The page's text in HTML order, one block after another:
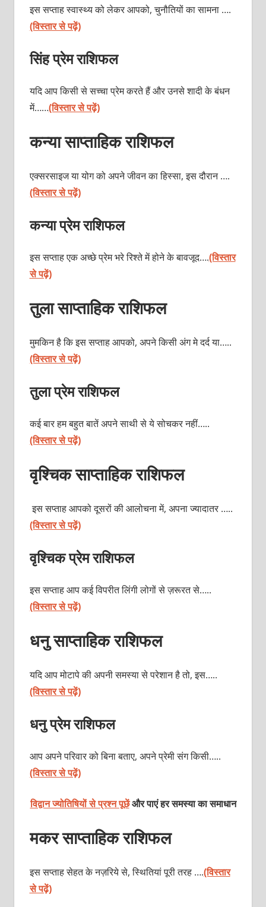
इस सप्ताह स्वास्थ्य को लेकर आपको, चुनौतियों का सामना ….
(विस्तार से पढ़ें)
सिंह प्रेम राशिफल
यदि आप किसी से सच्चा प्रेम करते हैं और उनसे शादी के बंधन
में……(विस्तार से पढ़ें)
कन्या साप्ताहिक राशिफल
एक्सरसाइज या योग को अपने जीवन का हिस्सा, इस दौरान ….
(विस्तार से पढ़ें)
कन्या प्रेम राशिफल
इस सप्ताह एक अच्छे प्रेम भरे रिश्ते में होने के बावजूद….(विस्तार
से पढ़ें)
तुला साप्ताहिक राशिफल
मुमकिन है कि इस सप्ताह आपको, अपने किसी अंग मे दर्द या…..
(विस्तार से पढ़ें)
तुला प्रेम राशिफल
कई बार हम बहुत बातें अपने साथी से ये सोचकर नहीं…..
(विस्तार से पढ़ें)
वृश्चिक साप्ताहिक राशिफल
इस सप्ताह आपको दूसरों की आलोचना में, अपना ज्यादातर …..
(विस्तार से पढ़ें)
वृश्चिक प्रेम राशिफल
इस सप्ताह आप कई विपरीत लिंगी लोगों से ज़रूरत से…..
(विस्तार से पढ़ें)
धनु साप्ताहिक राशिफल
यदि आप मोटापे की अपनी समस्या से परेशान है तो, इस…..
(विस्तार से पढ़ें)
धनु प्रेम राशिफल
आप अपने परिवार को बिना बताए, अपने प्रेमी संग किसी…..
(विस्तार से पढ़ें)
विद्वान ज्योतिषियों से प्रश्न पूछेंऔर पाएं हर समस्या का समाधान
मकर साप्ताहिक राशिफल
इस सप्ताह सेहत के नज़रिये से, स्थितियां पूरी तरह ….(विस्तार
से पढ़ें)